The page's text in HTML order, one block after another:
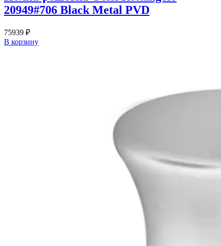
20949#706 Black Metal PVD
75939 ₽
В корзину